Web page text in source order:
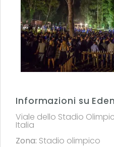
Informazioni su
Viale dello Stadio
Italia
Zona: Stadio olimpico